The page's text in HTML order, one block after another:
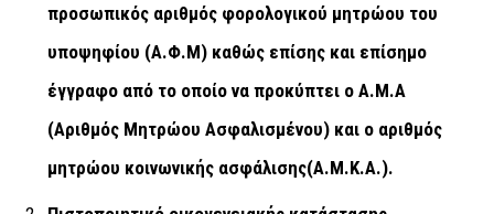
προσωπικός αριθμός φορολογικού μητρώου του
υποψηφίου (Α.Φ.Μ) καθώς επίσης και επίσημο
έγγραφο από το οποίο να προκύπτει ο Α.Μ.Α
(Αριθμός Μητρώου Ασφαλισμένου) και ο αριθμός
μητρώου κοινωνικής ασφάλισης(Α.Μ.Κ.Α.).